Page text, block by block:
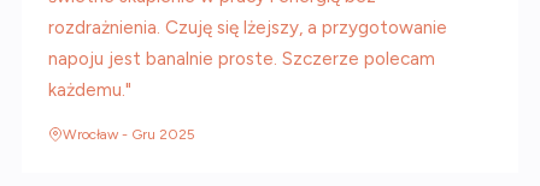
rozdrażnienia. Czuję się lżejszy, a przygotowanie
napoju jest banalnie proste. Szczerze polecam
każdemu."
Wrocław - Gru 2025